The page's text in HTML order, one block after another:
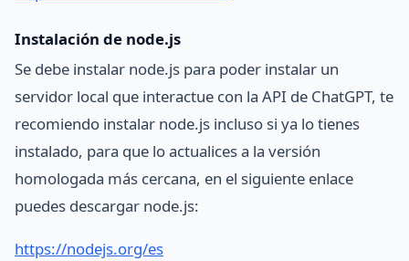
Instalación de node.js
Se debe instalar node.js para poder instalar un
servidor local que interactue con la API de ChatGPT, te
recomiendo instalar node.js incluso si ya lo tienes
instalado, para que lo actualices a la versión
homologada más cercana, en el siguiente enlace
puedes descargar node.js:
https://nodejs.org/es